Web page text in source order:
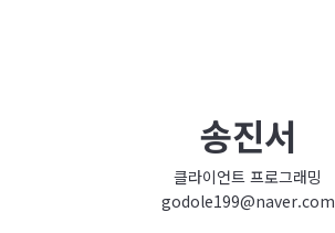
송진서
클라이언트 프로그래밍
godole199@naver.com